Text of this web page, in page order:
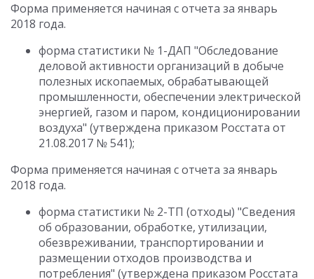
Форма применяется начиная с отчета за январь
2018 года.
форма статистики № 1-ДАП "Обследование
деловой активности организаций в добыче
полезных ископаемых, обрабатывающей
промышленности, обеспечении электрической
энергией, газом и паром, кондиционировании
воздуха" (утверждена приказом Росстата от
21.08.2017 № 541);
Форма применяется начиная с отчета за январь
2018 года.
форма статистики № 2-ТП (отходы) "Сведения
об образовании, обработке, утилизации,
обезвреживании, транспортировании и
размещении отходов производства и
потребления" (утверждена приказом Росстата